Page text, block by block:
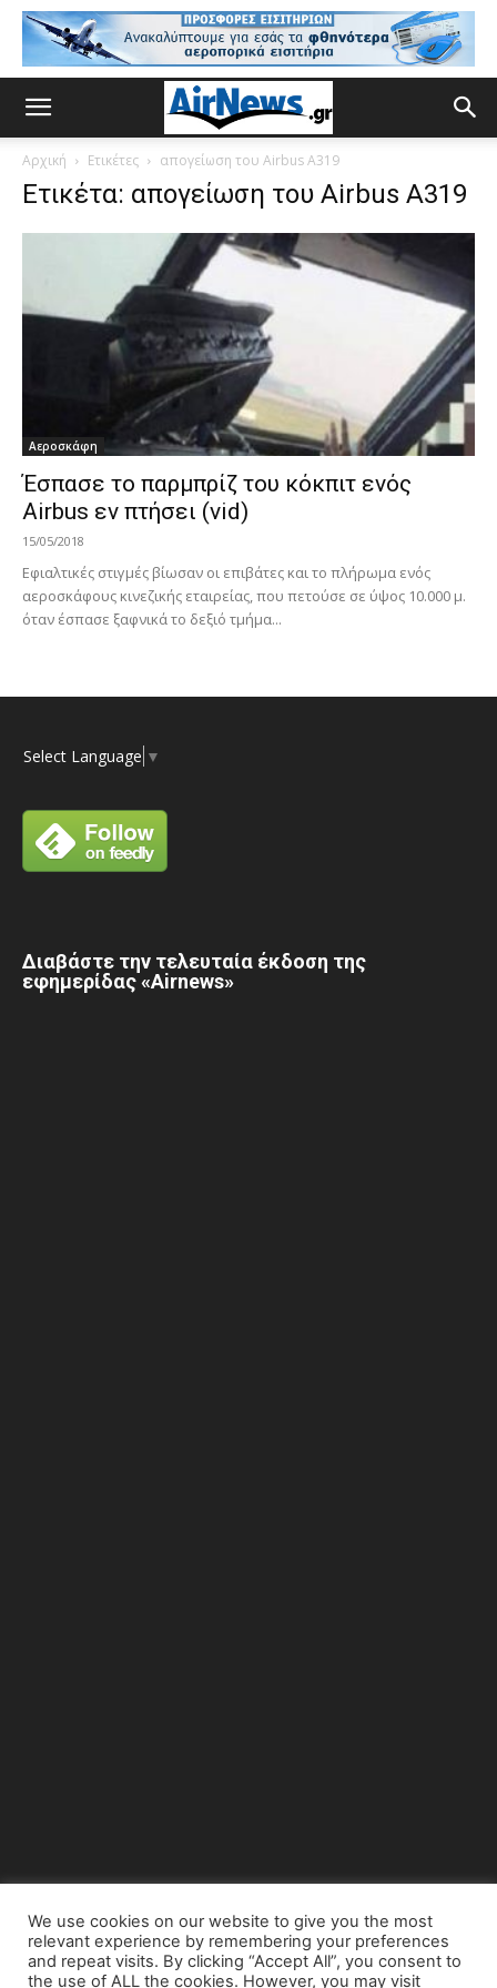
Αρχική Ετικέτες απογείωση του Airbus A319
Ετικέτα: απογείωση του Airbus A319
Αεροσκάφη
Έσπασε το παρμπρίζ του κόκπιτ ενός
Airbus εν πτήσει (vid)
15/05/2018
Εφιαλτικές στιγμές βίωσαν οι επιβάτες και το πλήρωμα ενός
αεροσκάφους κινεζικής εταιρείας, που πετούσε σε ύψος 10.000 μ.
όταν έσπασε ξαφνικά το δεξιό τμήμα...
Select Language ▼
Διαβάστε την τελευταία έκδοση της
εφημερίδας «Airnews»
© Copyright 2015 - www.airnews.gr
We use cookies on our website to give you the most
relevant experience by remembering your preferences
and repeat visits. By clicking “Accept All”, you consent to
the use of ALL the cookies. However, you may visit